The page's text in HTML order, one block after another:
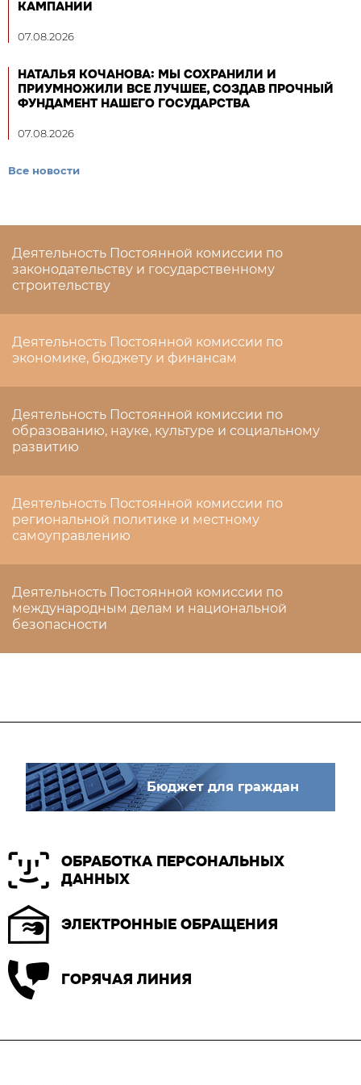
КАМПАНИИ
07.08.2026
НАТАЛЬЯ КОЧАНОВА: МЫ СОХРАНИЛИ И
ПРИУМНОЖИЛИ ВСЕ ЛУЧШЕЕ, СОЗДАВ ПРОЧНЫЙ
ФУНДАМЕНТ НАШЕГО ГОСУДАРСТВА
07.08.2026
Все новости
Деятельность Постоянной комиссии по
законодательству и государственному
строительству
Деятельность Постоянной комиссии по
экономике, бюджету и финансам
Деятельность Постоянной комиссии по
образованию, науке, культуре и социальному
развитию
Деятельность Постоянной комиссии по
региональной политике и местному
самоуправлению
Деятельность Постоянной комиссии по
международным делам и национальной
безопасности
Бюджет для граждан
ОБРАБОТКА ПЕРСОНАЛЬНЫХ
ДАННЫХ
ЭЛЕКТРОННЫЕ ОБРАЩЕНИЯ
ГОРЯЧАЯ ЛИНИЯ